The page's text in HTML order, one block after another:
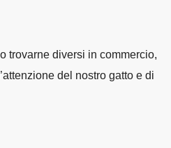
trovarne diversi in commercio,
del nostro gatto e di